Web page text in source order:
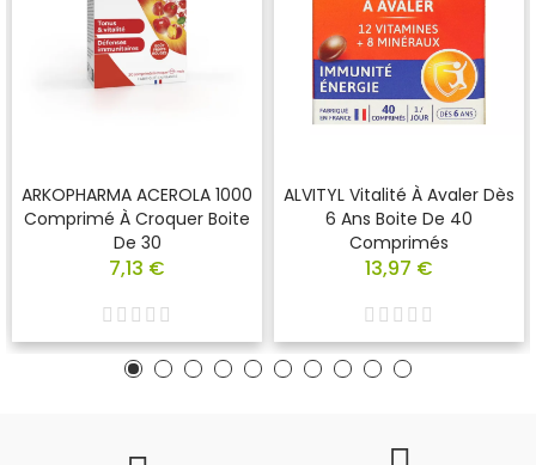
ARKOPHARMA ACEROLA 1000
Comprimé À Croquer Boite
De 30
7,13 €
ALVITYL Vitalité À Avaler Dès
6 Ans Boite De 40
Comprimés
13,97 €